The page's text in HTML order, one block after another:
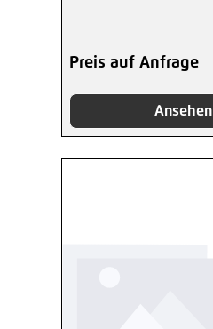
Preis auf Anfrage
Ansehen